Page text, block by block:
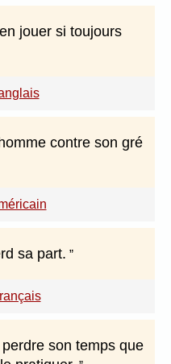
jouer si toujours
contre son gré
sa part.
son temps que